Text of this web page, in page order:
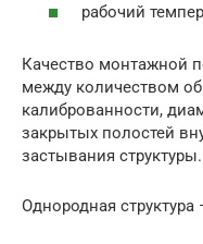
рабочий
Качество монтажной
между количеством
калиброванности,
закрытых полостей
застывания структуры.
Однородная структура